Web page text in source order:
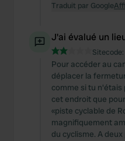
Traduit par Google
J'ai évalué un
Sitecode:
Pour accéder au
déplacer la
comme si tu n'étais
cet endroit que
«piste cyclable de
magnifiquement
du cyclisme. A